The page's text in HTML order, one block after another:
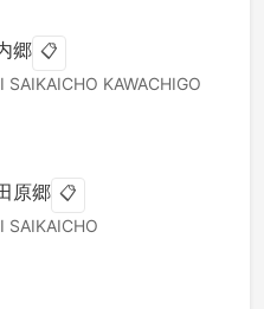
郷 📋
SAIKAICHO KAWACHIGO
原郷 📋
SAIKAICHO